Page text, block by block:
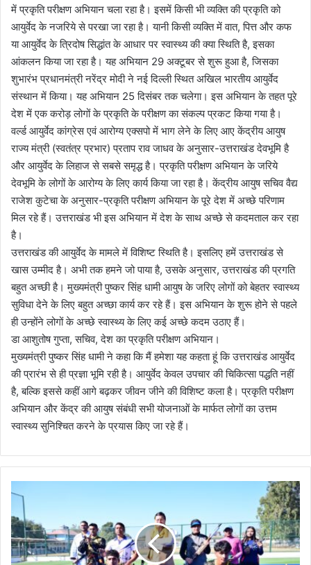
में प्रकृति परीक्षण अभियान चला रहा है। इसमें किसी भी व्यक्ति की प्रकृति को
आयुर्वेद के नजरिये से परखा जा रहा है। यानी किसी व्यक्ति में वात, पित्त और कफ
या आयुर्वेद के त्रिदोष सिद्धांत के आधार पर स्वास्थ्य की क्या स्थिति है, इसका
आंकलन किया जा रहा है। यह अभियान 29 अक्टूबर से शुरू हुआ है, जिसका
शुभारंभ प्रधानमंत्री नरेंद्र मोदी ने नई दिल्ली स्थित अखिल भारतीय आयुर्वेद
संस्थान में किया। यह अभियान 25 दिसंबर तक चलेगा। इस अभियान के तहत पूरे
देश में एक करोड़ लोगों के प्रकृति के परीक्षण का संकल्प प्रकट किया गया है।
वर्ल्ड आयुर्वेद कांग्रेस एवं आरोग्य एक्सपो में भाग लेने के लिए आए केंद्रीय आयुष
राज्य मंत्री (स्वतंत्र प्रभार) प्रताप राव जाधव के अनुसार-उत्तराखंड देवभूमि है
और आयुर्वेद के लिहाज से सबसे समृद्ध है। प्रकृति परीक्षण अभियान के जरिये
देवभूमि के लोगों के आरोग्य के लिए कार्य किया जा रहा है। केंद्रीय आयुष सचिव वैद्य
राजेश कुटेचा के अनुसार-प्रकृति परीक्षण अभियान के पूरे देश में अच्छे परिणाम
मिल रहे हैं। उत्तराखंड भी इस अभियान में देश के साथ अच्छे से कदमताल कर रहा
है।
उत्तराखंड की आयुर्वेद के मामले में विशिष्ट स्थिति है। इसलिए हमें उत्तराखंड से
खास उम्मीद है। अभी तक हमने जो पाया है, उसके अनुसार, उत्तराखंड की प्रगति
बहुत अच्छी है। मुख्यमंत्री पुष्कर सिंह धामी आयुष के जरिए लोगों को बेहतर स्वास्थ्य
सुविधा देने के लिए बहुत अच्छा कार्य कर रहे हैं। इस अभियान के शुरू होने से पहले
ही उन्होंने लोगों के अच्छे स्वास्थ्य के लिए कई अच्छे कदम उठाए हैं।
डा आशुतोष गुप्ता, सचिव, देश का प्रकृति परीक्षण अभियान।
मुख्यमंत्री पुष्कर सिंह धामी ने कहा कि मैं हमेशा यह कहता हूं कि उत्तराखंड आयुर्वेद
की प्रारंभ से ही प्रज्ञा भूमि रही है। आयुर्वेद केवल उपचार की चिकित्सा पद्धति नहीं
है, बल्कि इससे कहीं आगे बढ़कर जीवन जीने की विशिष्ट कला है। प्रकृति परीक्षण
अभियान और केंद्र की आयुष संबंधी सभी योजनाओं के मार्फत लोगों का उत्तम
स्वास्थ्य सुनिश्चित करने के प्रयास किए जा रहे हैं।
म
ने
प
वे